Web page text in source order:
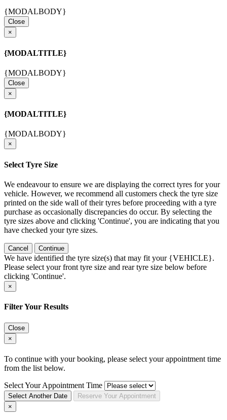
{MODALBODY}
Close
×
{MODALTITLE}
{MODALBODY}
Close
×
{MODALTITLE}
{MODALBODY}
×
Select Tyre Size
We endeavour to ensure we are displaying the correct tyres for your
vehicle. However, we recommend all customers check the tyre size
printed on the side wall of their tyres before proceeding with a tyre
purchase as occasionally discrepancies do occur. By selecting the
tyre sizes above and clicking 'Continue', you are indicating that you
have checked your tyre sizes.
Cancel Continue
We have identified the tyre size(s) that may fit your {VEHICLE}.
Please select your front tyre size and rear tyre size below before
clicking 'Continue'.
×
Filter Your Results
Close
×
To continue with your booking, please select your appointment time
from the list below.
Select Your Appointment Time
Select Another Date Reserve Your Appointment
×